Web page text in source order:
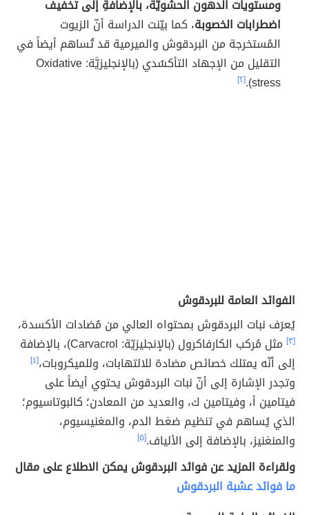
ومستويات الدهون الحشويَّة، بالإضافةِ إلى تخفيف
اضطرابات الخصوبة، كما بيّنت الدراسة أنّ الزيوت
المُستخرجة من البردقوش والميرمية قد تُساهم أيضاً في
التقليل من الإجهاد التأكسُدي (بالإنجليزيَّة: Oxidative
stress). [٢]
الفوائد العامة للبردقوش
يُعرَف نبات البردقوش بمحتواه العالي من مُضادات الأكسدة،
[٣]
مثل مُركب الكارفاكرول (بالإنجليزيّة: Carvacrol)، بالإضافة
إلى أنّه يمتلك خصائص مضادة للالتهابات، وللميكروبات،[٤]
وتجدر الإشارة إلى أنّ نبات البردقوش يحتوي أيضاً على
فيتامين أ، وفيتامين ك، والعديد من المعادن؛ كالبوتاسيوم؛
الذي يُساهم في تنظيم ضغط الدم، والمغنيسيوم،
والمنغنيز، بالإضافة إلى الألياف.[٥]
ولقراءة المزيد عن فوائد البردقوش يمكن الاطلاع على مقال
ما فوائد عشبة البردقوش